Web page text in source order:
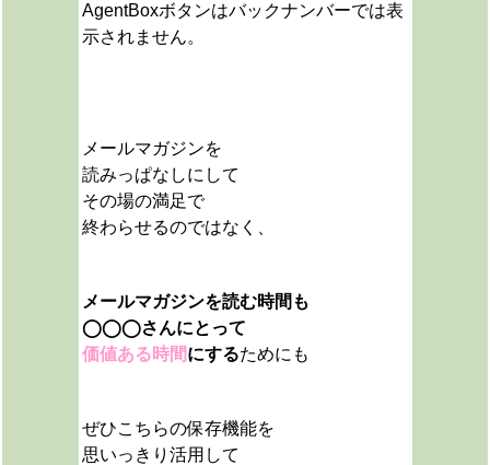
AgentBoxボタンはバックナンバーでは表
示されません。
メールマガジンを
読みっぱなしにして
その場の満足で
終わらせるのではなく、
メールマガジンを読む時間も
◯◯◯さんにとって
価値ある時間にするためにも
ぜひこちらの保存機能を
思いっきり活用して